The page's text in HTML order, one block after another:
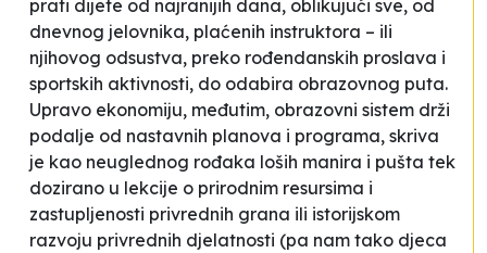
prati dijete od najranijih dana, oblikujući sve, od
dnevnog jelovnika, plaćenih instruktora – ili
njihovog odsustva, preko rođendanskih proslava i
sportskih aktivnosti, do odabira obrazovnog puta.
Upravo ekonomiju, međutim, obrazovni sistem drži
podalje od nastavnih planova i programa, skriva
je kao neuglednog rođaka loših manira i pušta tek
dozirano u lekcije o prirodnim resursima i
zastupljenosti privrednih grana ili istorijskom
razvoju privrednih djelatnosti (pa nam tako djeca